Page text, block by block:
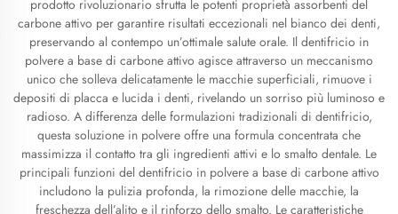
prodotto rivoluzionario sfrutta le potenti proprietà assorbenti del
carbone attivo per garantire risultati eccezionali nel bianco dei denti,
preservando al contempo un’ottimale salute orale. Il dentifricio in
polvere a base di carbone attivo agisce attraverso un meccanismo
unico che solleva delicatamente le macchie superficiali, rimuove i
depositi di placca e lucida i denti, rivelando un sorriso più luminoso e
radioso. A differenza delle formulazioni tradizionali di dentifricio,
questa soluzione in polvere offre una formula concentrata che
massimizza il contatto tra gli ingredienti attivi e lo smalto dentale. Le
principali funzioni del dentifricio in polvere a base di carbone attivo
includono la pulizia profonda, la rimozione delle macchie, la
freschezza dell’alito e il rinforzo dello smalto. Le caratteristiche